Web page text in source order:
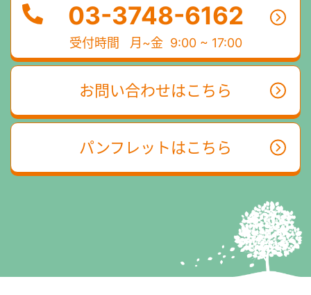
03-3748-6162
受付時間 月~金 9:00 ~ 17:00
パンフレットはこちら
お問い合わせはこちら